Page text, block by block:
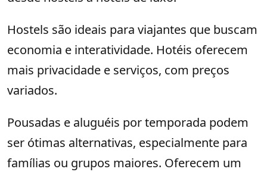
Hostels são ideais para viajantes que buscam
economia e interatividade. Hotéis oferecem
mais privacidade e serviços, com preços
variados.
Pousadas e aluguéis por temporada podem
ser ótimas alternativas, especialmente para
famílias ou grupos maiores. Oferecem um